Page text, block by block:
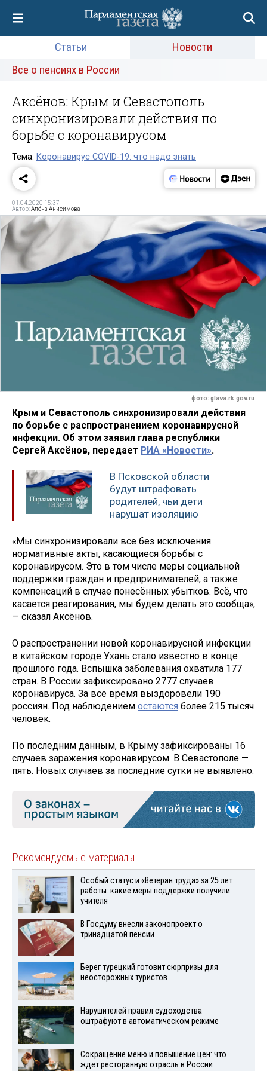
Статьи
Новости
Все о пенсиях в России
Аксёнов: Крым и Севастополь
синхронизировали действия по
борьбе с коронавирусом
Тема: Коронавирус COVID-19: что надо знать
01.04.2020 15:37
Автор:Алёна Анисимова
фото: glava.rk.gov.ru
Крым и Севастополь синхронизировали действия
по борьбе с распространением коронавирусной
инфекции. Об этом заявил глава республики
Сергей Аксёнов, передает РИА «Новости».
В Псковской области
будут штрафовать
родителей, чьи дети
нарушат изоляцию
«Мы синхронизировали все без исключения
нормативные акты, касающиеся борьбы с
коронавирусом. Это в том числе меры социальной
поддержки граждан и предпринимателей, а также
компенсаций в случае понесённых убытков. Всё, что
касается реагирования, мы будем делать это сообща»,
— сказал Аксёнов.
О распространении новой коронавирусной инфекции
в китайском городе Ухань стало известно в конце
прошлого года. Вспышка заболевания охватила 177
стран. В России зафиксировано 2777 случаев
коронавируса. За всё время выздоровели 190
россиян. Под наблюдением остаются более 215 тысяч
человек.
По последним данным, в Крыму зафиксированы 16
случаев заражения коронавирусом. В Севастополе —
пять. Новых случаев за последние сутки не выявлено.
Рекомендуемые материалы
Особый статус и «Ветеран труда» за 25 лет
работы: какие меры поддержки получили
учителя
В Госдуму внесли законопроект о
тринадцатой пенсии
Берег турецкий готовит сюрпризы для
неосторожных туристов
Нарушителей правил судоходства
оштрафуют в автоматическом режиме
Сокращение меню и повышение цен: что
ждет ресторанную отрасль в России